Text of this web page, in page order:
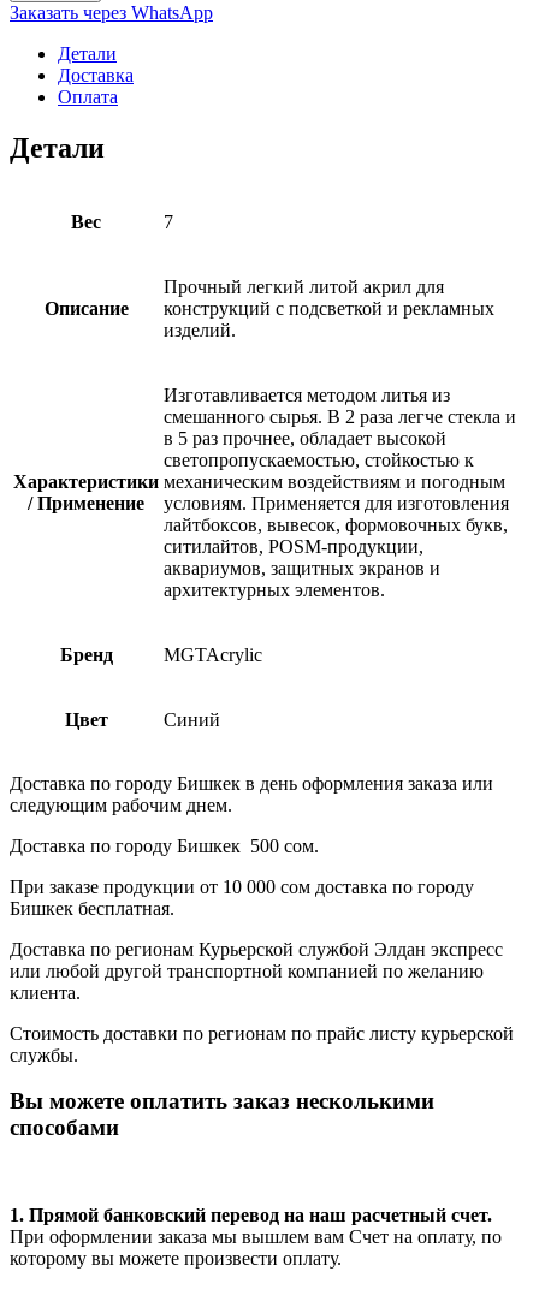
Заказать через WhatsApp
Детали
Доставка
Оплата
Детали
Вес 7
Описание
Прочный легкий литой акрил для
конструкций с подсветкой и рекламных
изделий.
Характеристики
/ Применение
Изготавливается методом литья из
смешанного сырья. В 2 раза легче стекла и
в 5 раз прочнее, обладает высокой
светопропускаемостью, стойкостью к
механическим воздействиям и погодным
условиям. Применяется для изготовления
лайтбоксов, вывесок, формовочных букв,
ситилайтов, POSM-продукции,
аквариумов, защитных экранов и
архитектурных элементов.
Бренд MGTAcrylic
Цвет Синий
Доставка по городу Бишкек в день оформления заказа или
следующим рабочим днем.
Доставка по городу Бишкек 500 сом.
При заказе продукции от 10 000 сом доставка по городу
Бишкек бесплатная.
Доставка по регионам Курьерской службой Элдан экспресс
или любой другой транспортной компанией по желанию
клиента.
Стоимость доставки по регионам по прайс листу курьерской
службы.
Вы можете оплатить заказ несколькими
способами
1. Прямой банковский перевод на наш расчетный счет.
При оформлении заказа мы вышлем вам Счет на оплату, по
которому вы можете произвести оплату.